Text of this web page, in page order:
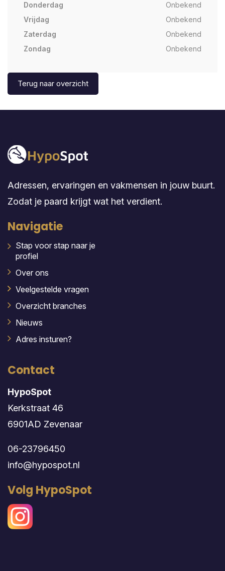
Donderdag
Onbekend
Vrijdag
Onbekend
Zaterdag
Onbekend
Zondag
Onbekend
Terug naar overzicht
Adressen, ervaringen en vakmensen in jouw buurt.
Zodat je paard krijgt wat het verdient.
Navigatie
Stap voor stap naar je
profiel
Over ons
Veelgestelde vragen
Overzicht branches
Nieuws
Adres insturen?
Contact
HypoSpot
Kerkstraat 46
6901AD Zevenaar
06-23796450
info@hypospot.nl
Volg HypoSpot